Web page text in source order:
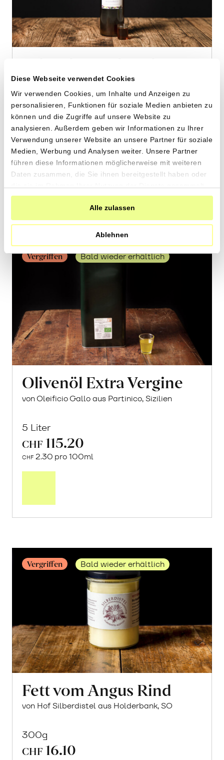
Diese Webseite verwendet Cookies
Wir verwenden Cookies, um Inhalte und Anzeigen zu
personalisieren, Funktionen für soziale Medien anbieten zu
können und die Zugriffe auf unsere Website zu
analysieren. Außerdem geben wir Informationen zu Ihrer
Verwendung unserer Website an unsere Partner für soziale
Medien, Werbung und Analysen weiter. Unsere Partner
führen diese Informationen möglicherweise mit weiteren
Daten zusammen, die Sie ihnen bereitgestellt haben oder
haben.
Alle zulassen
Ablehnen
von Biohof Trottengarten aus Oberstammheim,
ZH
500ml
CHF31.60
CHF6.32 pro 100ml
In
den
Warenkorb
Vergriffen Bald wieder erhältlich
Olivenöl Extra Vergine
von Oleificio Gallo aus Partinico, Sizilien
5 Liter
CHF 115.20
CHF 2.30 pro 100ml
Vergine
Vergriffen Bald wieder erhältlich
Fett vom Angus Rind
von Hof Silberdistel aus Holderbank, SO
300g
CHF 16.10